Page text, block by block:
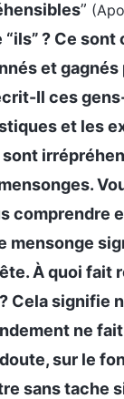
”
? Ce
et gagnés
Il ces
et les
comprendre
mensonge
À quoi fait
Cela signifie
ne
sur le
sans tache